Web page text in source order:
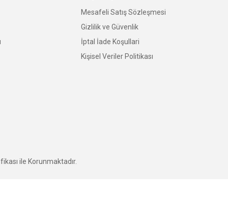
Mesafeli Satış Sözleşmesi
Gizlilik ve Güvenlik
İptal İade Koşullari
Kişisel Veriler Politikası
ile Korunmaktadır.